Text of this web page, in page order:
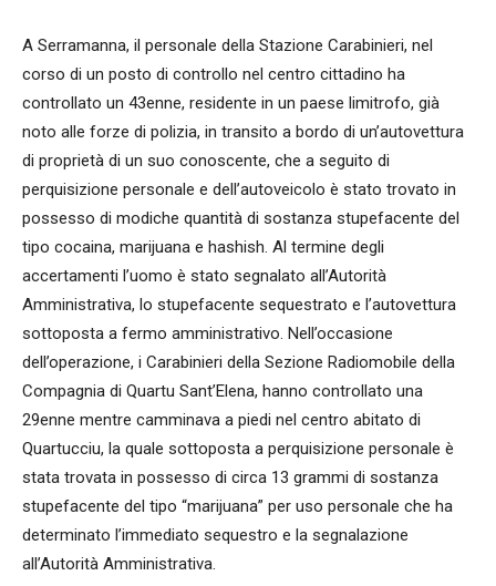
A Serramanna, il personale della Stazione Carabinieri, nel
corso di un posto di controllo nel centro cittadino ha
controllato un 43enne, residente in un paese limitrofo, già
noto alle forze di polizia, in transito a bordo di un’autovettura
di proprietà di un suo conoscente, che a seguito di
perquisizione personale e dell’autoveicolo è stato trovato in
possesso di modiche quantità di sostanza stupefacente del
tipo cocaina, marijuana e hashish. Al termine degli
accertamenti l’uomo è stato segnalato all’Autorità
Amministrativa, lo stupefacente sequestrato e l’autovettura
sottoposta a fermo amministrativo. Nell’occasione
dell’operazione, i Carabinieri della Sezione Radiomobile della
Compagnia di Quartu Sant’Elena, hanno controllato una
29enne mentre camminava a piedi nel centro abitato di
Quartucciu, la quale sottoposta a perquisizione personale è
stata trovata in possesso di circa 13 grammi di sostanza
stupefacente del tipo “marijuana” per uso personale che ha
determinato l’immediato sequestro e la segnalazione
all’Autorità Amministrativa.